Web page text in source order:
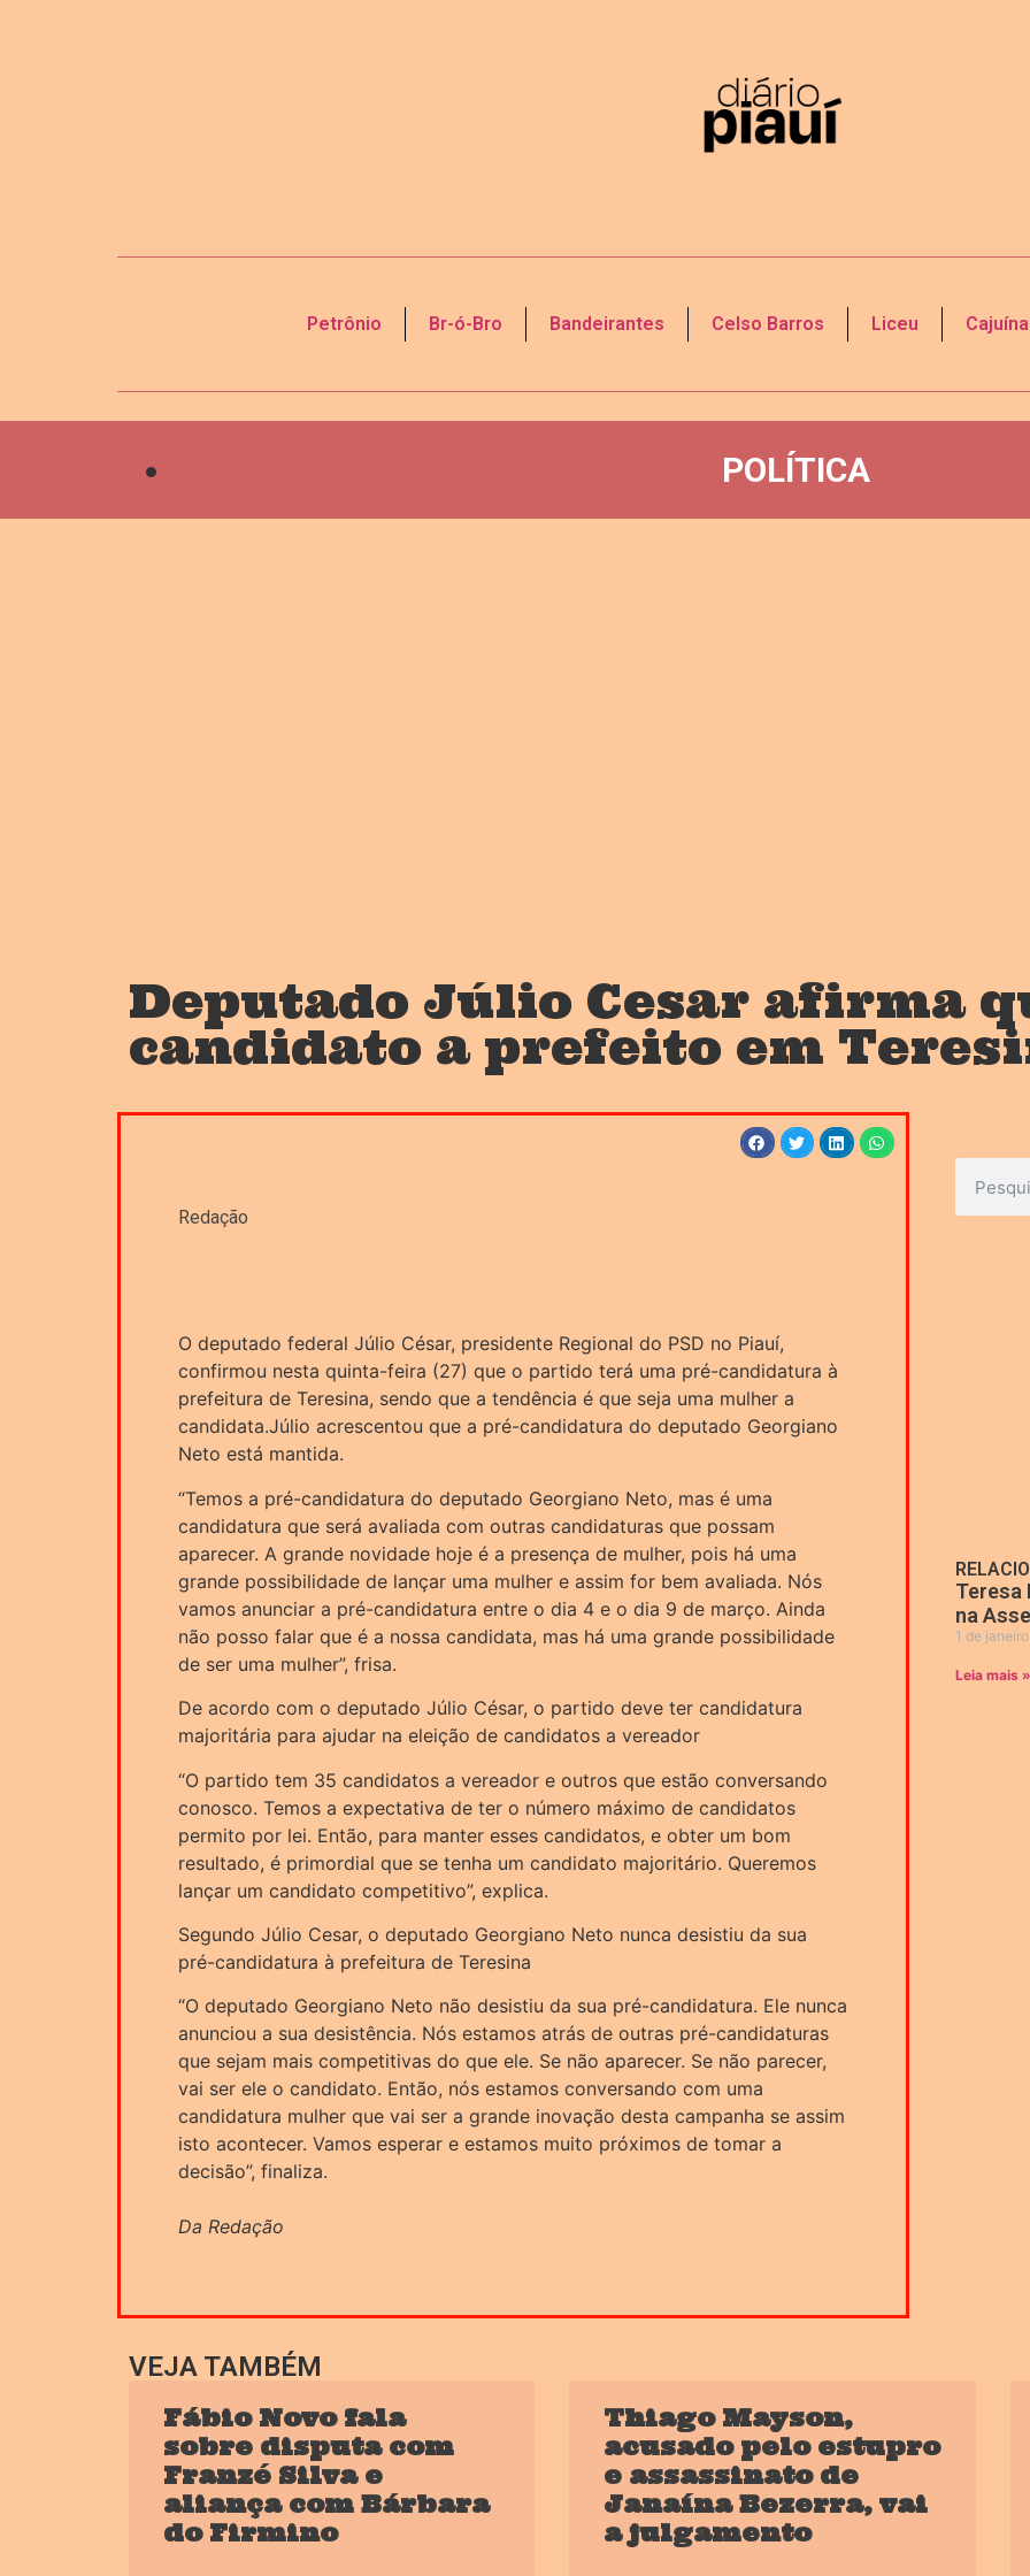
Petrônio Br-ó-Bro Bandeirantes Celso Barros Liceu Cajuína
POLÍTICA
Deputado Júlio Cesar afirma
candidato a prefeito em
Redação
O deputado federal Júlio César, presidente Regional do PSD no Piauí,
confirmou nesta quinta-feira (27) que o partido terá uma pré-candidatura à
prefeitura de Teresina, sendo que a tendência é que seja uma mulher a
candidata.Júlio acrescentou que a pré-candidatura do deputado Georgiano
Neto está mantida.
“Temos a pré-candidatura do deputado Georgiano Neto, mas é uma
candidatura que será avaliada com outras candidaturas que possam
aparecer. A grande novidade hoje é a presença de mulher, pois há uma
grande possibilidade de lançar uma mulher e assim for bem avaliada. Nós
vamos anunciar a pré-candidatura entre o dia 4 e o dia 9 de março. Ainda
não posso falar que é a nossa candidata, mas há uma grande possibilidade
de ser uma mulher”, frisa.
De acordo com o deputado Júlio César, o partido deve ter candidatura
majoritária para ajudar na eleição de candidatos a vereador
“O partido tem 35 candidatos a vereador e outros que estão conversando
conosco. Temos a expectativa de ter o número máximo de candidatos
permito por lei. Então, para manter esses candidatos, e obter um bom
resultado, é primordial que se tenha um candidato majoritário. Queremos
lançar um candidato competitivo”, explica.
Segundo Júlio Cesar, o deputado Georgiano Neto nunca desistiu da sua
pré-candidatura à prefeitura de Teresina
“O deputado Georgiano Neto não desistiu da sua pré-candidatura. Ele nunca
anunciou a sua desistência. Nós estamos atrás de outras pré-candidaturas
que sejam mais competitivas do que ele. Se não aparecer. Se não parecer,
vai ser ele o candidato. Então, nós estamos conversando com uma
candidatura mulher que vai ser a grande inovação desta campanha se assim
isto acontecer. Vamos esperar e estamos muito próximos de tomar a
decisão”, finaliza.
Da Redação
Teresa
na
1 de
Leia mais »
VEJA TAMBÉM
Fábio Novo fala
sobre disputa com
Franzé Silva e
aliança com Bárbara
do Firmino
Thiago Mayson,
acusado pelo estupro
e assassinato de
Janaína Bezerra, vai
a julgamento